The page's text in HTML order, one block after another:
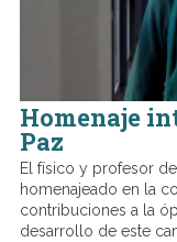
Homenaje
Paz
El físico y profesor
homenajeado en la
contribuciones a la
desarrollo de este